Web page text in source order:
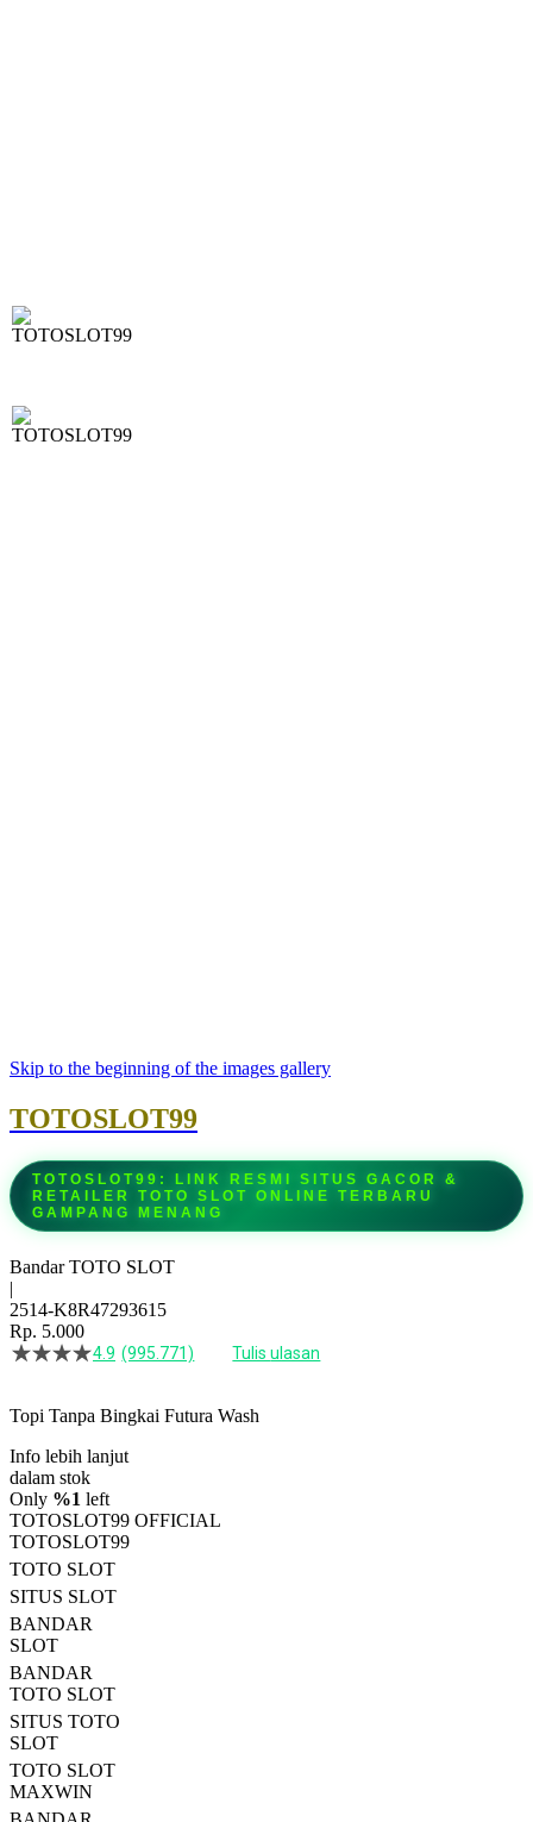
Skip to the beginning of the images gallery
TOTOSLOT99
TOTOSLOT99: LINK RESMI SITUS GACOR &
RETAILER TOTO SLOT ONLINE TERBARU
GAMPANG MENANG
Bandar TOTO SLOT
|
2514-K8R47293615
Rp. 5.000
4.5
bintang,
rating
rata-
rata.
Read
13
Reviews.
Tautan
halaman
yang
sama.
4.9 (995.771) Tulis ulasan
Topi Tanpa Bingkai Futura Wash
Info lebih lanjut
dalam stok
Only %1 left
TOTOSLOT99 OFFICIAL
TOTOSLOT99
TOTO SLOT
SITUS SLOT
BANDAR
SLOT
BANDAR
TOTO SLOT
SITUS TOTO
SLOT
TOTO SLOT
MAXWIN